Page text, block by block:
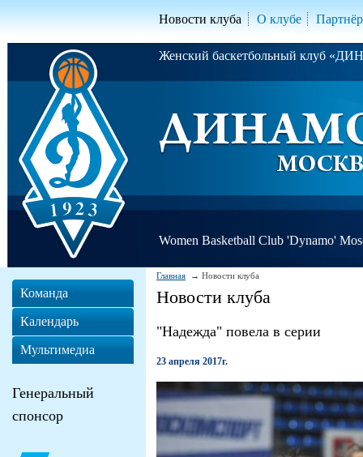
Новости клуба О клубе
Женский баскетбольный клуб
Women Basketball Club 'Dynamo'
Главная Новости клуба
Новости клуба
"Надежда" повела в серии
23 апреля 2017г.
Команда
Календарь
Мультимедиа
Генеральный
спонсор